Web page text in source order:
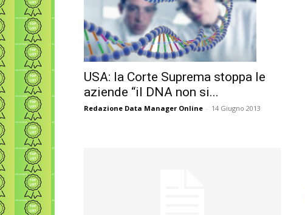
USA: la Corte Suprema stoppa le
aziende “il DNA non si...
Redazione Data Manager Online - 14 Giugno 2013